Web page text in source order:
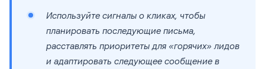
Используйте сигналы о кликах, чтобы
планировать последующие письма,
расставлять приоритеты для «горячих» лидов
и адаптировать следующее сообщение в